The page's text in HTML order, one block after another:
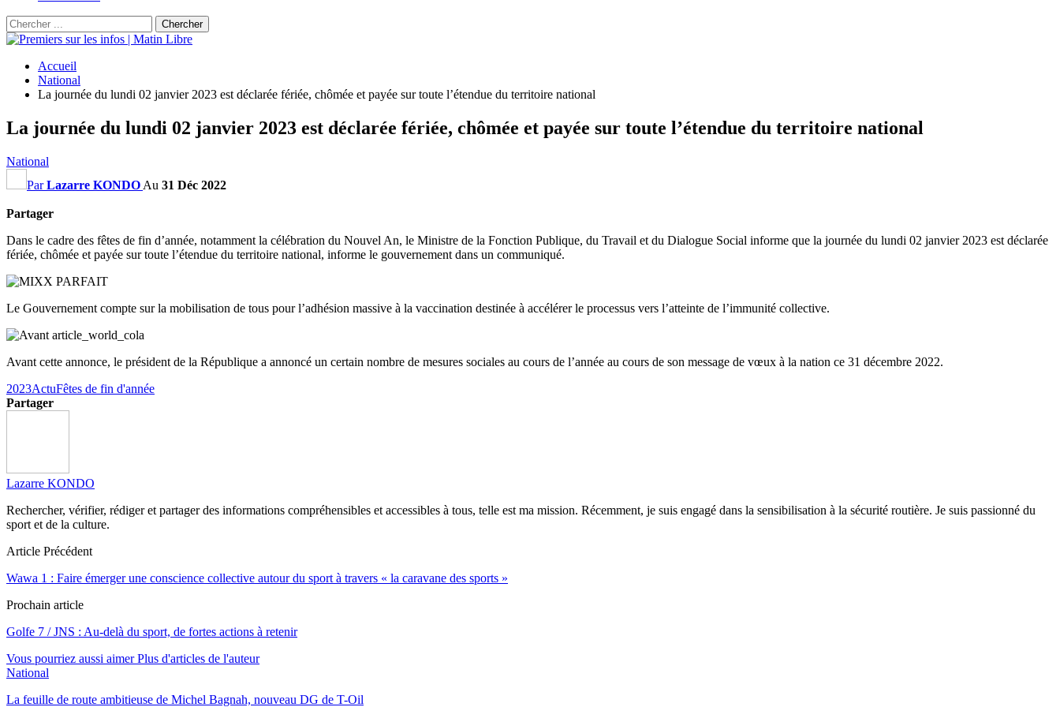
Accueil
National
La journée du lundi 02 janvier 2023 est déclarée fériée, chômée et payée sur toute l’étendue du territoire national
La journée du lundi 02 janvier 2023 est déclarée fériée, chômée et payée sur toute l’étendue du territoire national
National
ParLazarre KONDO Au 31 Déc 2022
Partager
Dans le cadre des fêtes de fin d’année, notamment la célébration du Nouvel An, le Ministre de la Fonction Publique, du Travail et du Dialogue Social informe que la journée du lundi 02 janvier 2023 est déclarée
fériée, chômée et payée sur toute l’étendue du territoire national, informe le gouvernement dans un communiqué.
Le Gouvernement compte sur la mobilisation de tous pour l’adhésion massive à la vaccination destinée à accélérer le processus vers l’atteinte de l’immunité collective.
Avant cette annonce, le président de la République a annoncé un certain nombre de mesures sociales au cours de l’année au cours de son message de vœux à la nation ce 31 décembre 2022.
2023ActuFêtes de fin d'année
Partager
Lazarre KONDO
Rechercher, vérifier, rédiger et partager des informations compréhensibles et accessibles à tous, telle est ma mission. Récemment, je suis engagé dans la sensibilisation à la sécurité routière. Je suis passionné du
sport et de la culture.
Article Précédent
Wawa 1 : Faire émerger une conscience collective autour du sport à travers « la caravane des sports »
Prochain article
Golfe 7 / JNS : Au-delà du sport, de fortes actions à retenir
Vous pourriez aussi aimer Plus d'articles de l'auteur
National
La feuille de route ambitieuse de Michel Bagnah, nouveau DG de T-Oil